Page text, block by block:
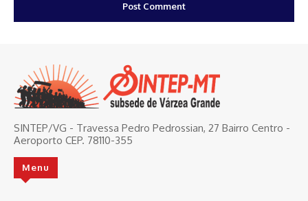
SINTEP/VG - Travessa Pedro Pedrossian, 27 Bairro Centro -
Aeroporto CEP. 78110-355
Menu